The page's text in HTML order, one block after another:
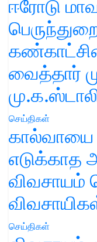
ஈரோடு
வைத்தார்
செய்திகள்
கால்வாயை
எடுக்காத
விவசாயம்
செய்திகள்